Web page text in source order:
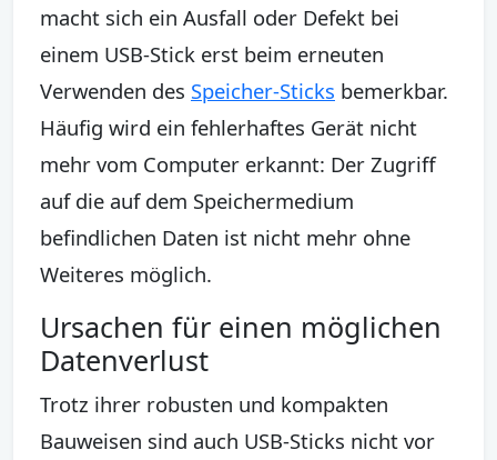
macht sich ein Ausfall oder Defekt bei
einem USB-Stick erst beim erneuten
Verwenden des Speicher-Sticks bemerkbar.
Häufig wird ein fehlerhaftes Gerät nicht
mehr vom Computer erkannt: Der Zugriff
auf die auf dem Speichermedium
befindlichen Daten ist nicht mehr ohne
Weiteres möglich.
Ursachen für einen möglichen
Datenverlust
Trotz ihrer robusten und kompakten
Bauweisen sind auch USB-Sticks nicht vor